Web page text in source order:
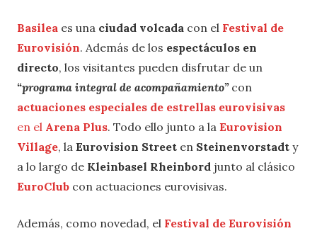
Basilea es una ciudad volcada con el Festival de
Eurovisión. Además de los espectáculos en
directo, los visitantes pueden disfrutar de un
“programa integral de acompañamiento”con
actuaciones especiales de estrellas eurovisivas
en el Arena Plus. Todo ello junto a la Eurovision
Village, la Eurovision Street en Steinenvorstadt y
a lo largo de Kleinbasel Rheinbord junto al clásico
EuroClub con actuaciones eurovisivas.
Además, como novedad, el Festival de Eurovisión